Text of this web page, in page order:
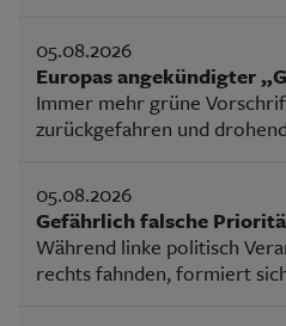
05.08.2026
Europas angekündigter
Immer mehr grüne
zurückgefahren und
05.08.2026
Gefährlich falsche
Während linke politisch
rechts fahnden, formiert